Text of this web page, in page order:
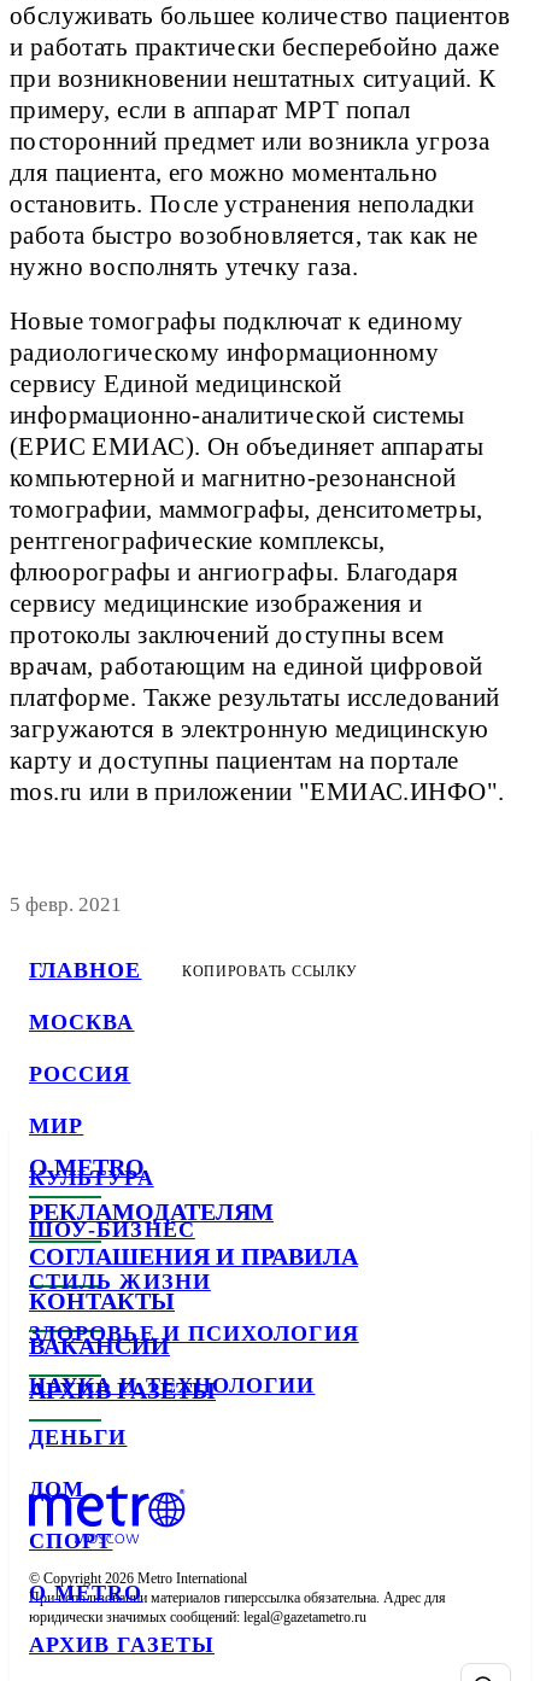
ГЛАВНОЕ
МОСКВА
РОССИЯ
МИР
КУЛЬТУРА
ШОУ-БИЗНЕС
СТИЛЬ ЖИЗНИ
ЗДОРОВЬЕ И ПСИХОЛОГИЯ
НАУКА И ТЕХНОЛОГИИ
ДЕНЬГИ
ДОМ
СПОРТ
О METRO
АРХИВ ГАЗЕТЫ
обслуживать большее количество пациентов
и работать практически бесперебойно даже
при возникновении нештатных ситуаций. К
примеру, если в аппарат МРТ попал
посторонний предмет или возникла угроза
для пациента, его можно моментально
остановить. После устранения неполадки
работа быстро возобновляется, так как не
нужно восполнять утечку газа.
Новые томографы подключат к единому
радиологическому информационному
сервису Единой медицинской
информационно-аналитической системы
(ЕРИС ЕМИАС). Он объединяет аппараты
компьютерной и магнитно-резонансной
томографии, маммографы, денситометры,
рентгенографические комплексы,
флюорографы и ангиографы. Благодаря
сервису медицинские изображения и
протоколы заключений доступны всем
врачам, работающим на единой цифровой
платформе. Также результаты исследований
загружаются в электронную медицинскую
карту и доступны пациентам на портале
mos.ru или в приложении "ЕМИАС.ИНФО".
5 февр. 2021
КОПИРОВАТЬ ССЫЛКУ
О METRO
РЕКЛАМОДАТЕЛЯМ
СОГЛАШЕНИЯ И ПРАВИЛА
КОНТАКТЫ
ВАКАНСИИ
АРХИВ ГАЗЕТЫ
© Copyright 2026 Metro International
При использовании материалов гиперссылка обязательна. Адрес для
юридически значимых сообщений: